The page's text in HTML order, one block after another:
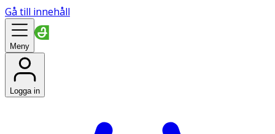
Gå till innehåll
Meny
Logga in